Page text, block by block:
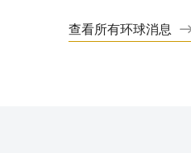
查看所有环球消息